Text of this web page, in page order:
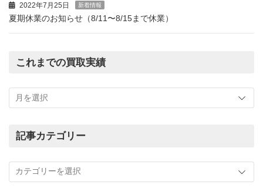
2022年7月25日 新着情報
夏期休業のお知らせ（8/11〜8/15まで休業）
これまでの買取実績
ま
の
績
記事カテゴリー
カ